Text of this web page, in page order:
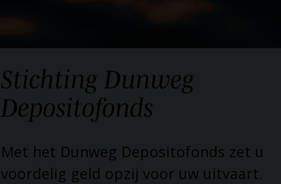
Stichting Dunweg
Depositofonds
Met het Dunweg Depositofonds zet u
voordelig geld opzij voor uw uitvaart.